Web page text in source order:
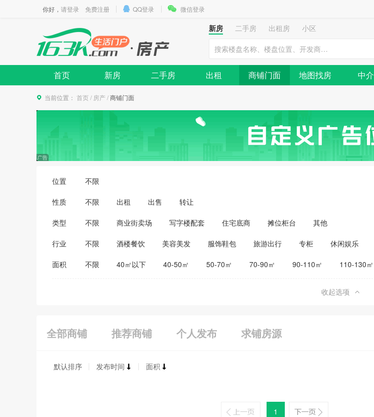
你好， 请登录 免费注册 QQ登录 微信登录
新房 二手房 出租房
小区
首页 新房 二手房 出租 商铺门面 地图找房 中介
当前位置： 首页 / 房产/商铺门面
位置 不限
性质 不限 出租 出售 转让
类型 不限 商业街卖场 写字楼配套 住宅底商 摊位柜台 其他
行业 不限 酒楼餐饮 美容美发 服饰鞋包 旅游出行 专柜 休闲娱乐
医药保健
家居建材
面积 不限 40㎡以下 40-50㎡ 50-70㎡ 70-90㎡ 90-110㎡ 110-130㎡
收起选项
全部商铺 推荐商铺 个人发布 求铺房源
默认排序 发布时间 面积
1